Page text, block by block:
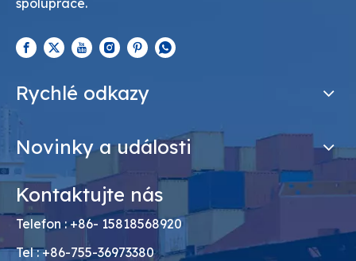
spolupráce.
Rychlé odkazy
Novinky a události
Kontaktujte nás
Telefon : +86- 15818568920
Tel : +86-755-36973380